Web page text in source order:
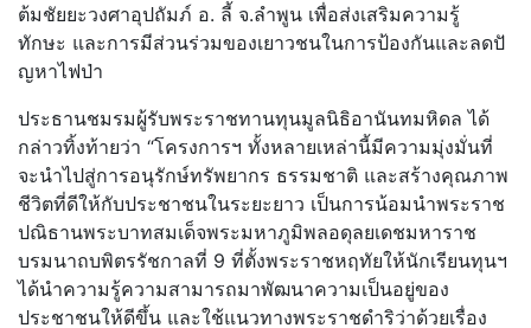
ต้มชัยยะวงศาอุปถัมภ์ อ. ลี้ จ.ลำพูน เพื่อส่งเสริมความรู้
ทักษะ และการมีส่วนร่วมของเยาวชนในการป้องกันและลดปั
ญหาไฟป่า
ประธานชมรมผู้รับพระราชทานทุนมูลนิธิอานันทมหิดล ได้
กล่าวทิ้งท้ายว่า “โครงการฯ ทั้งหลายเหล่านี้มีความมุ่งมั่นที่
จะนำไปสู่การอนุรักษ์ทรัพยากร ธรรมชาติ และสร้างคุณภาพ
ชีวิตที่ดีให้กับประชาชนในระยะยาว เป็นการน้อมนำพระราช
ปณิธานพระบาทสมเด็จพระมหาภูมิพลอดุลยเดชมหาราช
บรมนาถบพิตรรัชกาลที่ 9 ที่ตั้งพระราชหฤทัยให้นักเรียนทุนฯ
ได้นำความรู้ความสามารถมาพัฒนาความเป็นอยู่ของ
ประชาชนให้ดีขึ้น และใช้แนวทางพระราชดำริว่าด้วยเรื่อง